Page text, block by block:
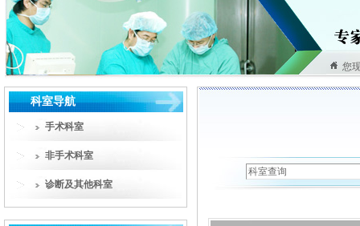
您
科室导航
手术科室
普外科（胃肠及疝外科）
胸心血管外科
非手术科室
神经内科
肿瘤内科
诊断及其他科室
影像科